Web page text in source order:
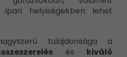
helyiségekben lehet
tulajdonsága a
és kiváló